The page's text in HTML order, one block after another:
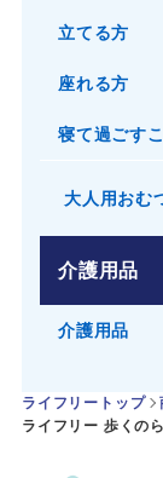
立てる方
座れる方
寝て過ごす
大人用おむ
介護用品
介護用品
ライフリートップ
ライフリー 歩くの